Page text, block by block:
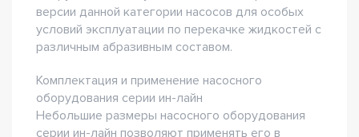
версии данной категории насосов для особых
условий эксплуатации по перекачке жидкостей с
различным абразивным составом.
Комплектация и применение насосного
оборудования серии ин-лайн
Небольшие размеры насосного оборудования
серии ин-лайн позволяют применять его в